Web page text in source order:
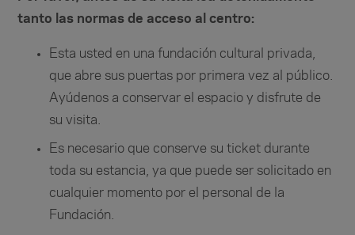
tanto las normas de acceso al centro:
Esta usted en una fundación cultural privada,
que abre sus puertas por primera vez al público.
Ayúdenos a conservar el espacio y disfrute de
su visita.
Es necesario que conserve su ticket durante
toda su estancia, ya que puede ser solicitado en
cualquier momento por el personal de la
Fundación.